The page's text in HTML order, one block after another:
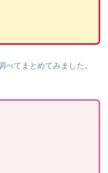
べてまとめてみました。